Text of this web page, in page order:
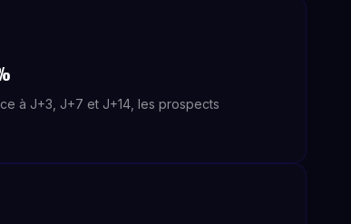
à J+3, J+7 et J+14, les prospects